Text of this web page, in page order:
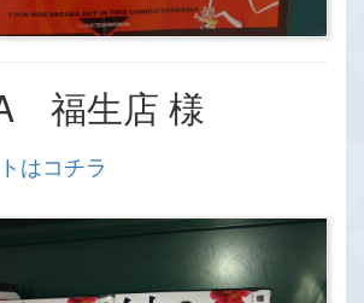
福生店 様
はコチラ